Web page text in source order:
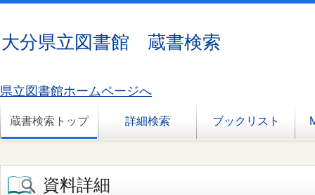
大分県立図書館 蔵書検索
県立図書館ホームページへ
蔵書検索トップ 詳細検索 ブックリスト
資料詳細